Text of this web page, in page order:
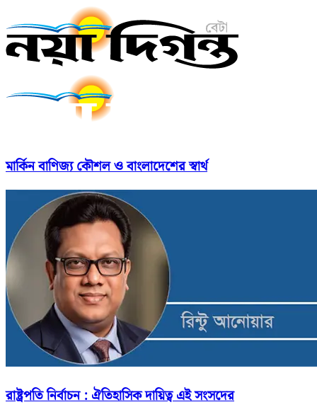
মার্কিন বাণিজ্য কৌশল ও বাংলাদেশের স্বার্থ
রাষ্ট্রপতি নির্বাচন : ঐতিহাসিক দায়িত্ব এই সংসদের